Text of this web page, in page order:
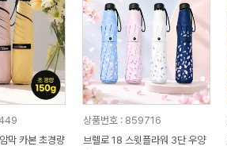
막 카본 초경량
상품번호 : 859716
브렐로 18 스윗플라워 3단 우양